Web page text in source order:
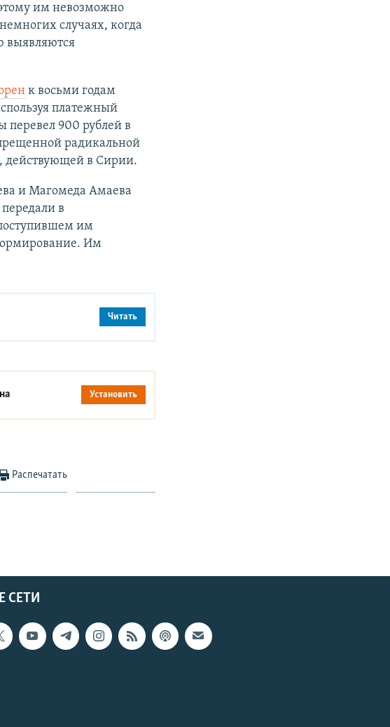
им невозможно
случаях, когда
выявляются
к восьми годам
платежный
900 рублей в
радикальной
действующей в Сирии.
и Магомеда Амаева
в
им
Им
Читать
Установить
Распечатать
СЕТИ